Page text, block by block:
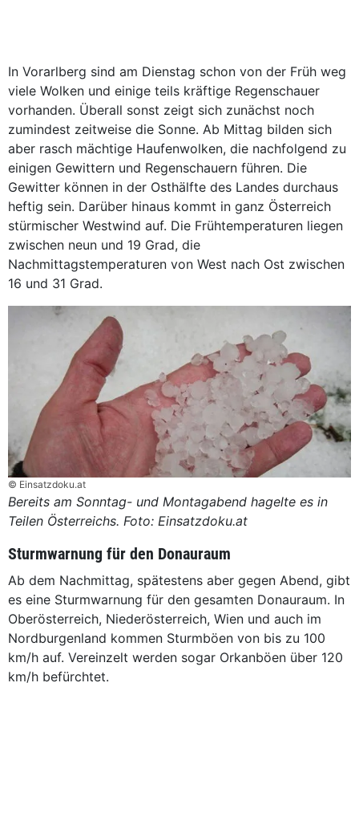
In Vorarlberg sind am Dienstag schon von der Früh weg
viele Wolken und einige teils kräftige Regenschauer
vorhanden. Überall sonst zeigt sich zunächst noch
zumindest zeitweise die Sonne. Ab Mittag bilden sich
aber rasch mächtige Haufenwolken, die nachfolgend zu
einigen Gewittern und Regenschauern führen. Die
Gewitter können in der Osthälfte des Landes durchaus
heftig sein. Darüber hinaus kommt in ganz Österreich
stürmischer Westwind auf. Die Frühtemperaturen liegen
zwischen neun und 19 Grad, die
Nachmittagstemperaturen von West nach Ost zwischen
16 und 31 Grad.
© Einsatzdoku.at
Bereits am Sonntag- und Montagabend hagelte es in
Teilen Österreichs. Foto: Einsatzdoku.at
Sturmwarnung für den Donauraum
Ab dem Nachmittag, spätestens aber gegen Abend, gibt
es eine Sturmwarnung für den gesamten Donauraum. In
Oberösterreich, Niederösterreich, Wien und auch im
Nordburgenland kommen Sturmböen von bis zu 100
km/h auf. Vereinzelt werden sogar Orkanböen über 120
km/h befürchtet.